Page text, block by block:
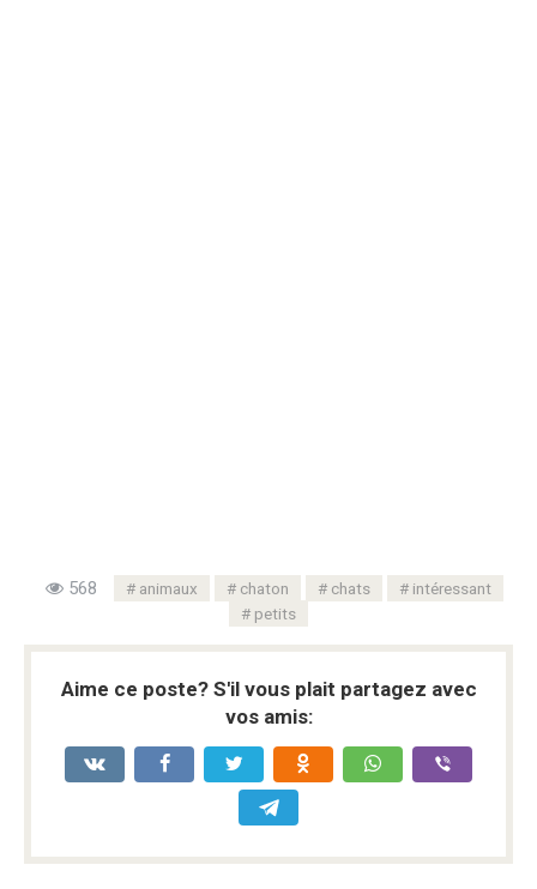
568 animaux chaton chats
intéressant
petits
Aime ce poste? S'il vous plait partagez avec
vos amis: